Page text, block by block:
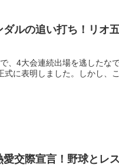
ルの追い打ち！リオ
、4大会連続出場を逃したな
に表明しました。しかし、
交際宣言！野球とレ